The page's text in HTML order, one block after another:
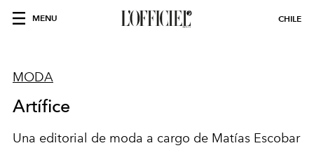
MENU CHILE
MODA
Artífice
Una editorial de moda a cargo de Matías Escobar